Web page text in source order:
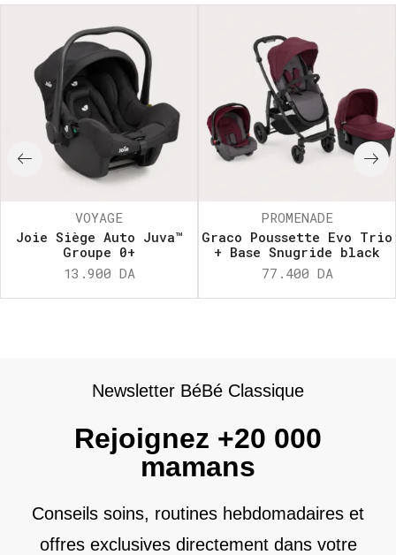
VOYAGE
Joie Siège Auto Juva™
Groupe 0+
13.900 DA
PROMENADE
Graco Poussette Evo Trio
+ Base Snugride black
77.400 DA
Newsletter BéBé Classique
Rejoignez +20 000
mamans
Conseils soins, routines hebdomadaires et
offres exclusives directement dans votre